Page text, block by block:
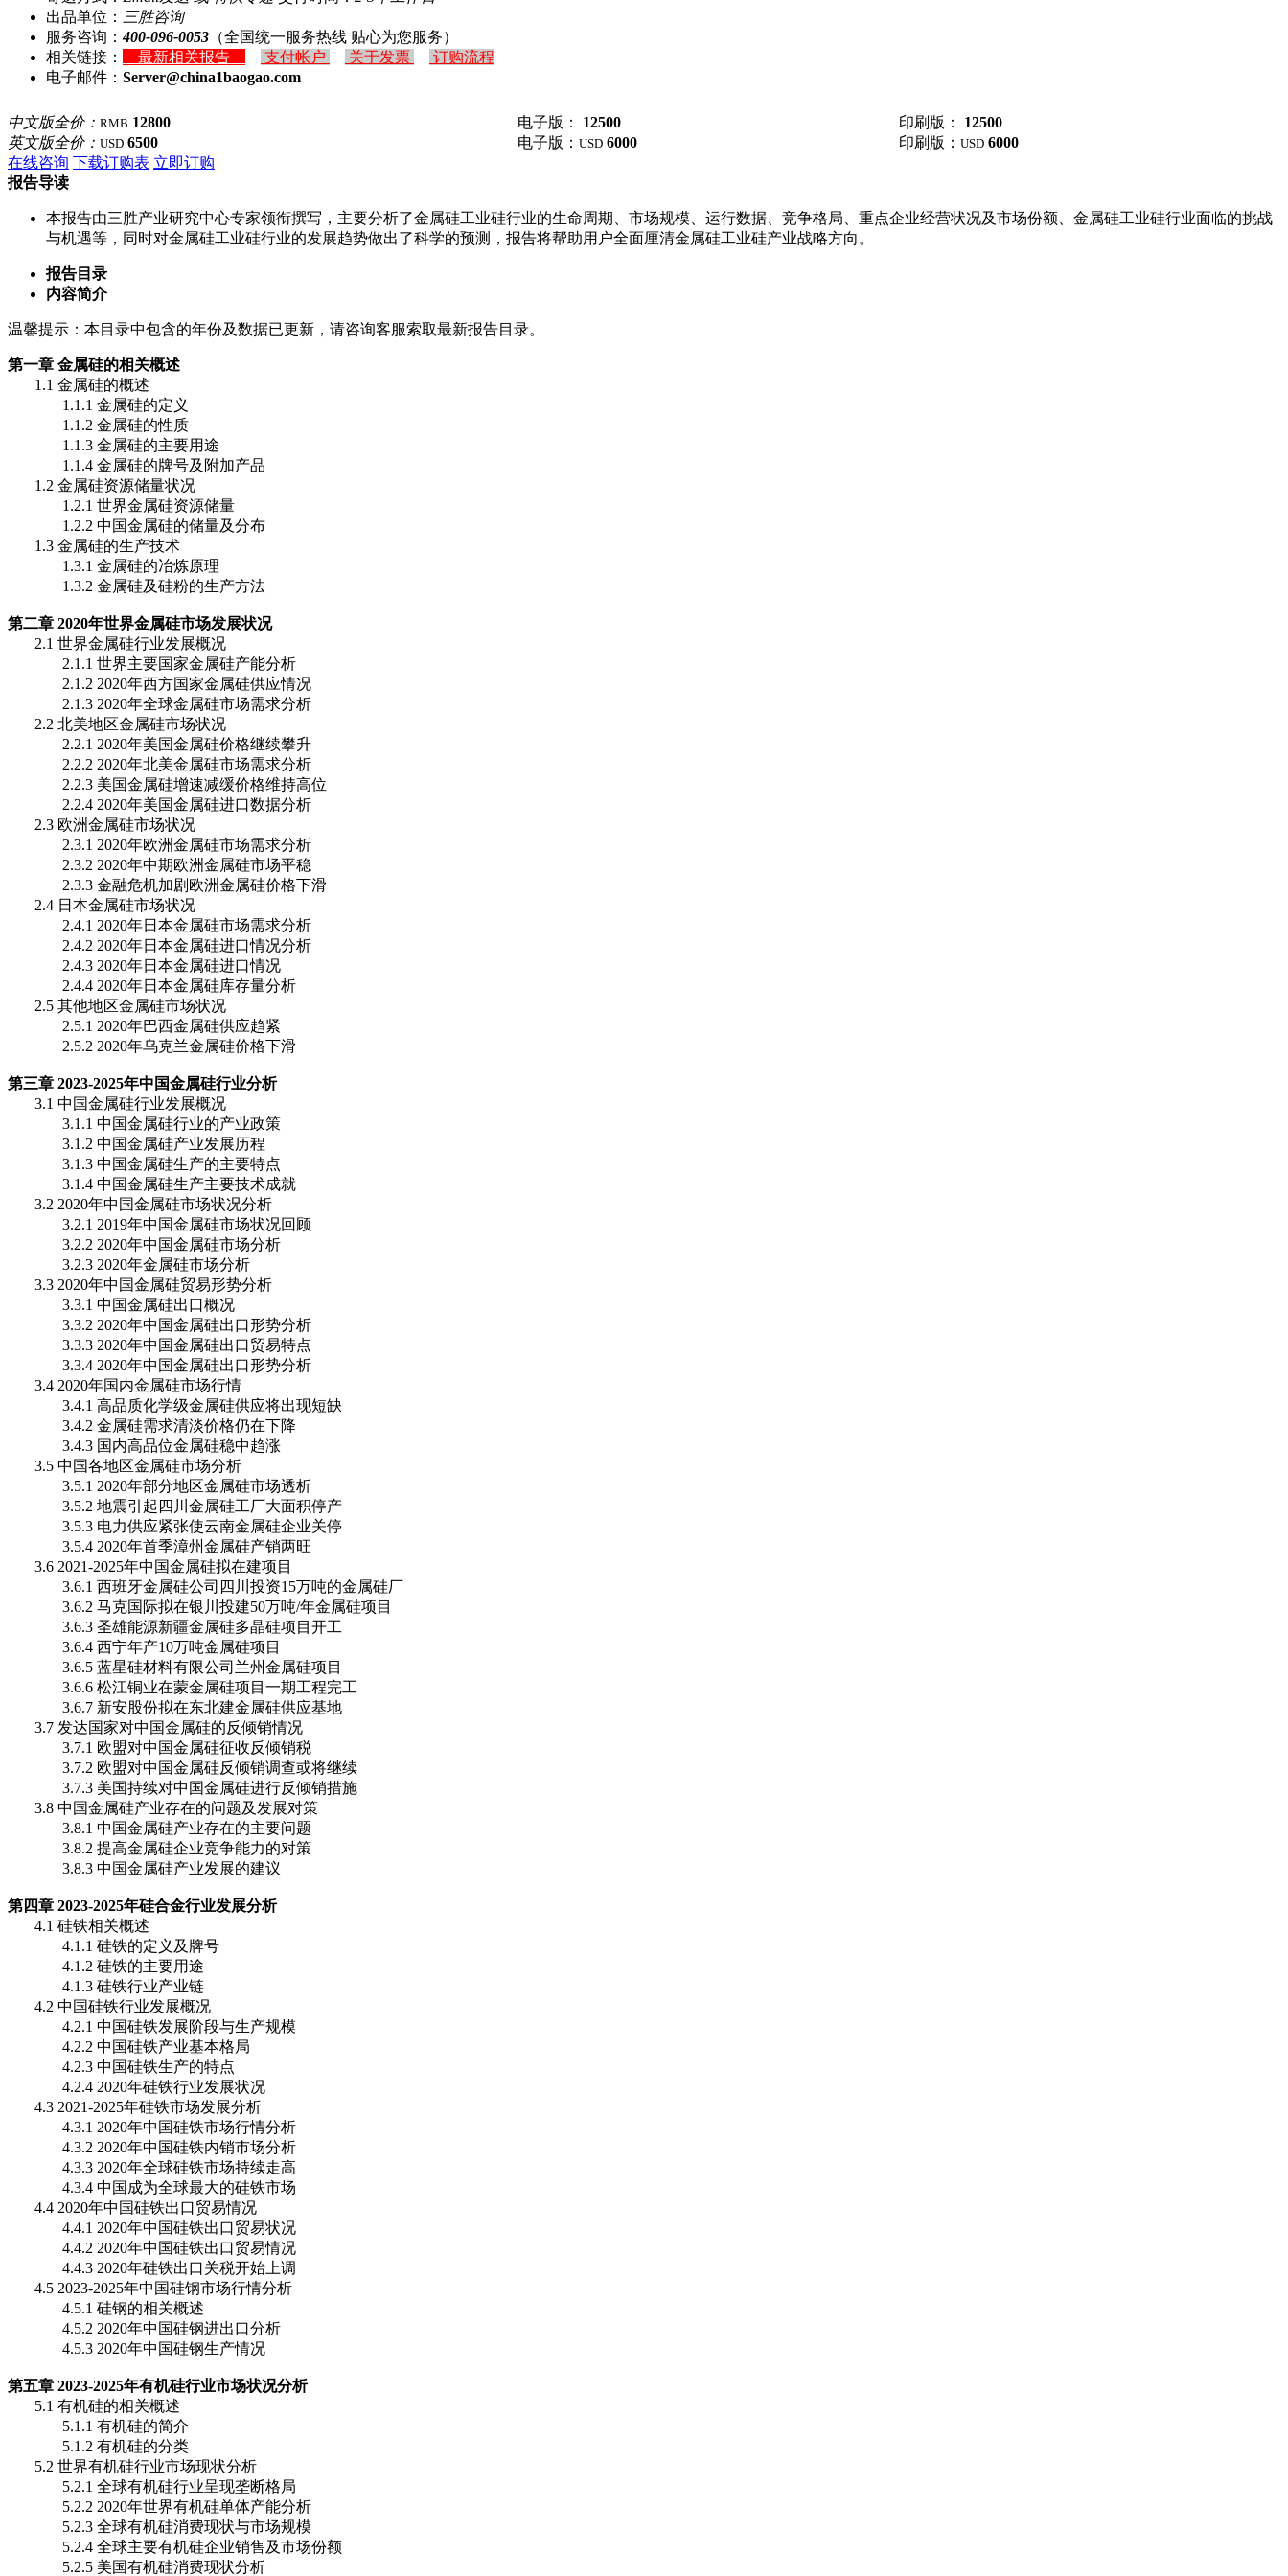
出品单位：
三胜咨询
服务咨询：400-096-0053 （全国统一服务热线 贴心为您服务）
相关链接：
最新相关报告 支付帐户 关于发票
订购流程
电子邮件： Server@china1baogao.com
中文版全价： RMB 12800 电子版： 12500 印刷版： 12500
英文版全价： USD 6500 电子版： USD 6000 印刷版： USD 6000
在线咨询 下载订购表 立即订购
报告导读
本报告由三胜产业研究中心专家领衔撰写，主要分析了金属硅工业硅行业的生命周期、市场规模、运行数据、竞争格局、重点企业经营状况及市场份额、金属硅工业硅行业面临的挑战
与机遇等，同时对金属硅工业硅行业的发展趋势做出了科学的预测，报告将帮助用户全面厘清金属硅工业硅产业战略方向。
报告目录
内容简介
温馨提示：本目录中包含的年份及数据已更新，请咨询客服索取最新报告目录。
第一章 金属硅的相关概述
1.1 金属硅的概述
1.1.1 金属硅的定义
1.1.2 金属硅的性质
1.1.3 金属硅的主要用途
1.1.4 金属硅的牌号及附加产品
1.2 金属硅资源储量状况
1.2.1 世界金属硅资源储量
1.2.2 中国金属硅的储量及分布
1.3 金属硅的生产技术
1.3.1 金属硅的冶炼原理
1.3.2 金属硅及硅粉的生产方法
第二章 2020年世界金属硅市场发展状况
2.1 世界金属硅行业发展概况
2.1.1 世界主要国家金属硅产能分析
2.1.2 2020年西方国家金属硅供应情况
2.1.3 2020年全球金属硅市场需求分析
2.2 北美地区金属硅市场状况
2.2.1 2020年美国金属硅价格继续攀升
2.2.2 2020年北美金属硅市场需求分析
2.2.3 美国金属硅增速减缓价格维持高位
2.2.4 2020年美国金属硅进口数据分析
2.3 欧洲金属硅市场状况
2.3.1 2020年欧洲金属硅市场需求分析
2.3.2 2020年中期欧洲金属硅市场平稳
2.3.3 金融危机加剧欧洲金属硅价格下滑
2.4 日本金属硅市场状况
2.4.1 2020年日本金属硅市场需求分析
2.4.2 2020年日本金属硅进口情况分析
2.4.3 2020年日本金属硅进口情况
2.4.4 2020年日本金属硅库存量分析
2.5 其他地区金属硅市场状况
2.5.1 2020年巴西金属硅供应趋紧
2.5.2 2020年乌克兰金属硅价格下滑
第三章 2023-2025年中国金属硅行业分析
3.1 中国金属硅行业发展概况
3.1.1 中国金属硅行业的产业政策
3.1.2 中国金属硅产业发展历程
3.1.3 中国金属硅生产的主要特点
3.1.4 中国金属硅生产主要技术成就
3.2 2020年中国金属硅市场状况分析
3.2.1 2019年中国金属硅市场状况回顾
3.2.2 2020年中国金属硅市场分析
3.2.3 2020年金属硅市场分析
3.3 2020年中国金属硅贸易形势分析
3.3.1 中国金属硅出口概况
3.3.2 2020年中国金属硅出口形势分析
3.3.3 2020年中国金属硅出口贸易特点
3.3.4 2020年中国金属硅出口形势分析
3.4 2020年国内金属硅市场行情
3.4.1 高品质化学级金属硅供应将出现短缺
3.4.2 金属硅需求清淡价格仍在下降
3.4.3 国内高品位金属硅稳中趋涨
3.5 中国各地区金属硅市场分析
3.5.1 2020年部分地区金属硅市场透析
3.5.2 地震引起四川金属硅工厂大面积停产
3.5.3 电力供应紧张使云南金属硅企业关停
3.5.4 2020年首季漳州金属硅产销两旺
3.6 2021-2025年中国金属硅拟在建项目
3.6.1 西班牙金属硅公司四川投资15万吨的金属硅厂
3.6.2 马克国际拟在银川投建50万吨/年金属硅项目
3.6.3 圣雄能源新疆金属硅多晶硅项目开工
3.6.4 西宁年产10万吨金属硅项目
3.6.5 蓝星硅材料有限公司兰州金属硅项目
3.6.6 松江铜业在蒙金属硅项目一期工程完工
3.6.7 新安股份拟在东北建金属硅供应基地
3.7 发达国家对中国金属硅的反倾销情况
3.7.1 欧盟对中国金属硅征收反倾销税
3.7.2 欧盟对中国金属硅反倾销调查或将继续
3.7.3 美国持续对中国金属硅进行反倾销措施
3.8 中国金属硅产业存在的问题及发展对策
3.8.1 中国金属硅产业存在的主要问题
3.8.2 提高金属硅企业竞争能力的对策
3.8.3 中国金属硅产业发展的建议
第四章 2023-2025年硅合金行业发展分析
4.1 硅铁相关概述
4.1.1 硅铁的定义及牌号
4.1.2 硅铁的主要用途
4.1.3 硅铁行业产业链
4.2 中国硅铁行业发展概况
4.2.1 中国硅铁发展阶段与生产规模
4.2.2 中国硅铁产业基本格局
4.2.3 中国硅铁生产的特点
4.2.4 2020年硅铁行业发展状况
4.3 2021-2025年硅铁市场发展分析
4.3.1 2020年中国硅铁市场行情分析
4.3.2 2020年中国硅铁内销市场分析
4.3.3 2020年全球硅铁市场持续走高
4.3.4 中国成为全球最大的硅铁市场
4.4 2020年中国硅铁出口贸易情况
4.4.1 2020年中国硅铁出口贸易状况
4.4.2 2020年中国硅铁出口贸易情况
4.4.3 2020年硅铁出口关税开始上调
4.5 2023-2025年中国硅钢市场行情分析
4.5.1 硅钢的相关概述
4.5.2 2020年中国硅钢进出口分析
4.5.3 2020年中国硅钢生产情况
第五章 2023-2025年有机硅行业市场状况分析
5.1 有机硅的相关概述
5.1.1 有机硅的简介
5.1.2 有机硅的分类
5.2 世界有机硅行业市场现状分析
5.2.1 全球有机硅行业呈现垄断格局
5.2.2 2020年世界有机硅单体产能分析
5.2.3 全球有机硅消费现状与市场规模
5.2.4 全球主要有机硅企业销售及市场份额
5.2.5 美国有机硅消费现状分析